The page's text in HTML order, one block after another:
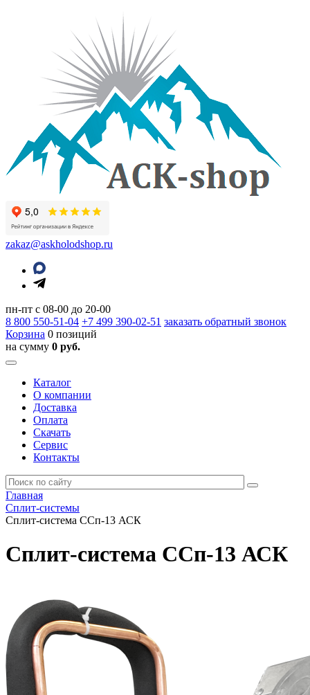
zakaz@askholodshop.ru
пн-пт с 08-00 до 20-00
8 800 550-51-04 +7 499 390-02-51 заказать обратный звонок
Корзина 0 позиций
на сумму 0 руб.
Каталог
О компании
Доставка
Оплата
Скачать
Сервис
Контакты
Главная
Сплит-системы
Сплит-система ССп-13 АСК
Сплит-система ССп-13 АСК